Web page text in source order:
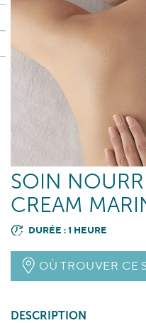
SOIN
CREAM
DURÉE : 1 HEURE
OÙ TROUVER CE
DESCRIPTION